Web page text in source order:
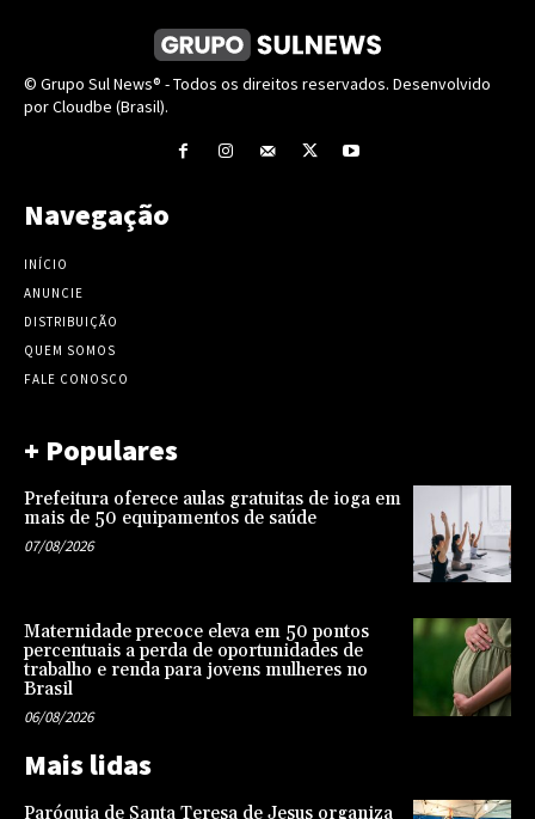
© Grupo Sul News® - Todos os direitos reservados. Desenvolvido
por Cloudbe (Brasil).
Navegação
INÍCIO
ANUNCIE
DISTRIBUIÇÃO
QUEM SOMOS
FALE CONOSCO
+ Populares
Prefeitura oferece aulas gratuitas de ioga em
mais de 50 equipamentos de saúde
07/08/2026
Maternidade precoce eleva em 50 pontos
percentuais a perda de oportunidades de
trabalho e renda para jovens mulheres no
Brasil
06/08/2026
Mais lidas
Paróquia de Santa Teresa de Jesus organiza